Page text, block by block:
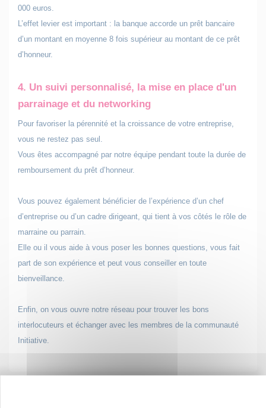
000 euros.
L’effet levier est important : la banque accorde un prêt bancaire
d’un montant en moyenne 8 fois supérieur au montant de ce prêt
d’honneur.
4. Un suivi personnalisé, la mise en place d'un
parrainage et du networking
Pour favoriser la pérennité et la croissance de votre entreprise,
vous ne restez pas seul.
Vous êtes accompagné par notre équipe pendant toute la durée de
remboursement du prêt d’honneur.
Vous pouvez également bénéficier de l’expérience d’un chef
d’entreprise ou d’un cadre dirigeant, qui tient à vos côtés le rôle de
marraine ou parrain.
Elle ou il vous aide à vous poser les bonnes questions, vous fait
part de son expérience et peut vous conseiller en toute
bienveillance.
Enfin, on vous ouvre notre réseau pour trouver les bons
interlocuteurs et échanger avec les membres de la communauté
Initiative.